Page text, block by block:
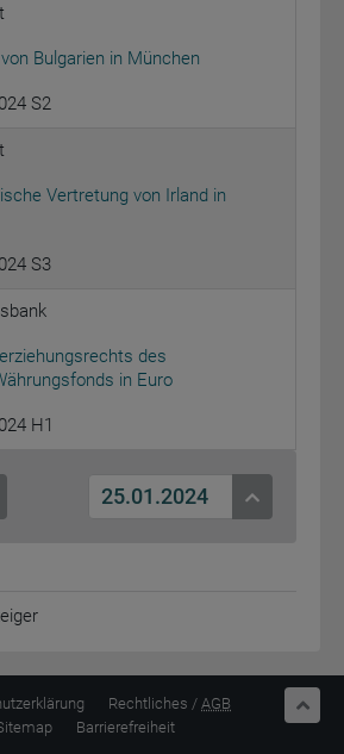
Bulgarien in München
S2
Vertretung von Irland in
S3
des
in Euro
H1
25.01.2024
Rechtliches / AGB
Barrierefreiheit
nach